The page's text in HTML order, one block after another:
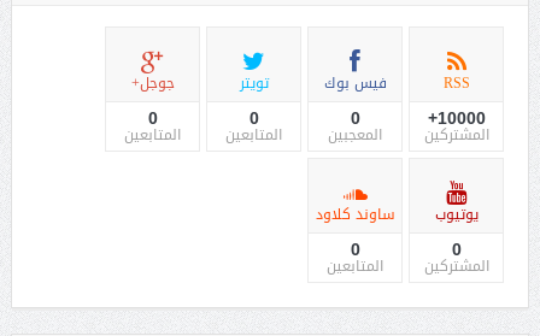
RSS
10000+
المشتركين
فيس بوك
0
المعجبين
تويتر
0
المتابعين
جوجل+
0
المتابعين
يوتيوب
0
المشتركين
ساوند كلاود
0
المتابعين